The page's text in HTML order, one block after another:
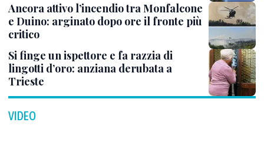
Ancora attivo l’incendio tra Monfalcone
e Duino: arginato dopo ore il fronte più
critico
Si finge un ispettore e fa razzia di
lingotti d’oro: anziana derubata a
Trieste
VIDEO